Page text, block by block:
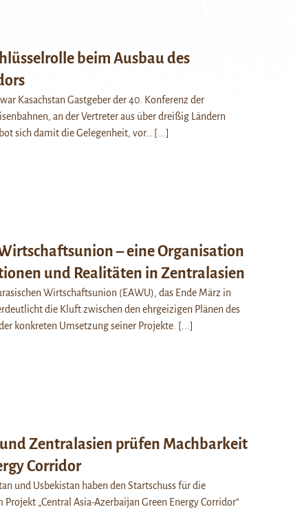
beim Ausbau des
Kasachstan Gastgeber der 40. Konferenz der
an der Vertreter aus über dreißig Ländern
sich damit die Gelegenheit, vor…
[...]
– eine Organisation
und Realitäten in Zentralasien
Wirtschaftsunion (EAWU), das Ende März in
die Kluft zwischen den ehrgeizigen Plänen des
konkreten Umsetzung seiner Projekte. [...]
Zentralasien prüfen Machbarkeit
Corridor
und Usbekistan haben den Startschuss für die
„Central Asia-Azerbaijan Green Energy Corridor”